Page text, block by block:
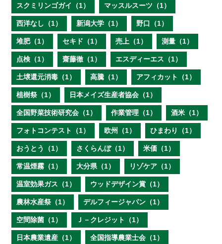
スクミリンゴガイ（1） マッスルスーツ（1）
西洋なし（1） 新潟大学（1） 野口（1）
堆肥（1） セキド（1） 売上（1） 測量（1）
点検（1） 齋藤徹（1） エスディーエス（1）
土壌還元消毒（1） 高騰（1） アフィカット（1）
植樹祭（1） 日本メイズ生産者協会（1）
全国野菜技術研究会（1） 作業管理（1） 酒米（1）
フォトコンテスト（1） 欧州（1） ひまわり（1）
おうとう（1） さくらんぼ（1） 米価（1）
常温煙霧（1） 大分県（1） リゾケア（1）
温室効果ガス（1） ウッドデザイン賞（1）
農林水産祭（1） デルフィージャパン（1）
空間除菌（1） Ｊ－クレジット（1）
日本農業遺産（1） 全国指導農業士会（1）